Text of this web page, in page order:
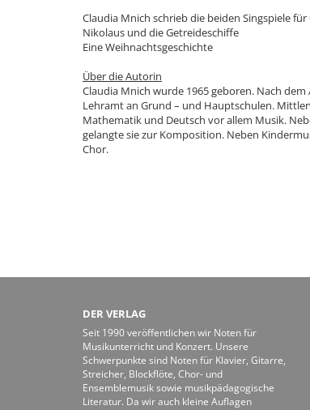
Claudia Mnich schrieb die beiden Singspiele
Nikolaus und die Getreideschiffe
Eine Weihnachtsgeschichte
Über die Autorin
Claudia Mnich wurde 1965 geboren. Nach
Lehramt an Grund – und Hauptschulen.
Mathematik und Deutsch vor allem Musik.
gelangte sie zur Komposition. Neben
Chor.
DER VERLAG
Seit 1990 veröffentlichen wir Noten für
Musikunterricht und Konzert. Unsere
Schwerpunkte sind Noten für Klavier, Gitarre,
Streicher, Blockflöte, Chor- und
Ensemblemusik sowie musikpädagogische
Literatur. Da wir auch kleine Auflagen